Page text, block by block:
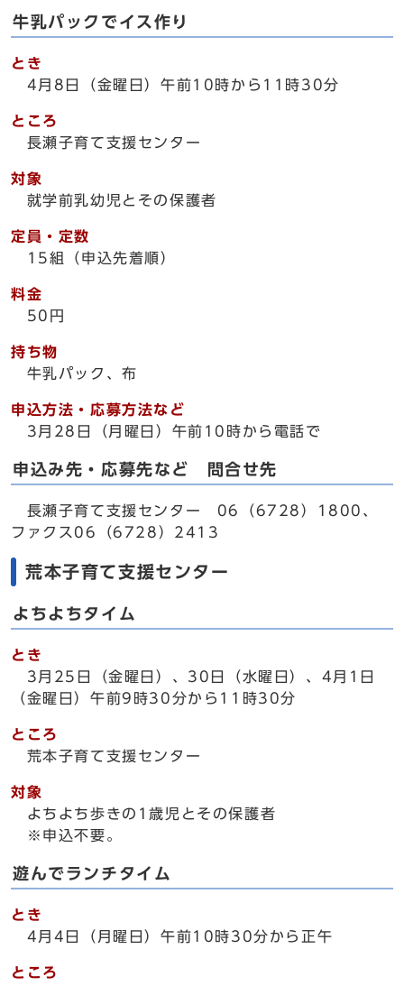
牛乳パックでイス作り
とき
4月8日（金曜日）午前10時から11時30分
ところ
長瀬子育て支援センター
対象
就学前乳幼児とその保護者
定員・定数
15組（申込先着順）
料金
50円
持ち物
牛乳パック、布
申込方法・応募方法など
3月28日（月曜日）午前10時から電話で
申込み先・応募先など 問合せ先
長瀬子育て支援センター 06（6728）1800、
ファクス06（6728）2413
荒本子育て支援センター
よちよちタイム
とき
3月25日（金曜日）、30日（水曜日）、4月1日
（金曜日）午前9時30分から11時30分
ところ
荒本子育て支援センター
対象
よちよち歩きの1歳児とその保護者
※申込不要。
遊んでランチタイム
とき
4月4日（月曜日）午前10時30分から正午
ところ